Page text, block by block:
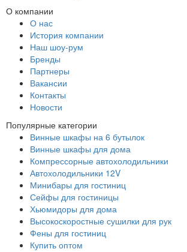
О компании
О нас
История компании
Наш шоу-рум
Бренды
Партнеры
Вакансии
Контакты
Новости
Популярные категории
Винные шкафы на 6 бутылок
Винные шкафы для дома
Компрессорные автохолодильники
Автохолодильники 12V
Минибары для гостиниц
Сейфы для гостиницы
Хьюмидоры для дома
Высокоскоростные сушилки для рук
Фены для гостиниц
Купить оптом